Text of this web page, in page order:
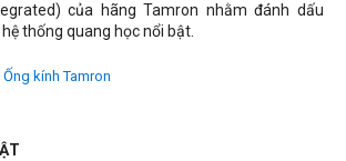
của hãng Tamron nhằm đánh dấu
thống quang học nổi bật.
Ống kính Tamron